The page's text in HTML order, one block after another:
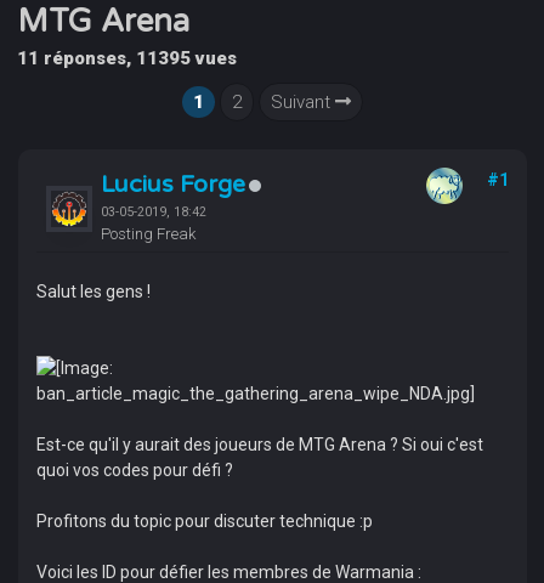
de Cartes › MTG Arena
MTG Arena
11 réponses, 11395 vues
1
2 Suivant
Lucius Forge
03-05-2019, 18:42
Posting Freak
#1
Salut les gens !
Est-ce qu'il y aurait des joueurs de MTG Arena ? Si oui c'est
quoi vos codes pour défi ?
Profitons du topic pour discuter technique :p
Voici les ID pour défier les membres de Warmania :